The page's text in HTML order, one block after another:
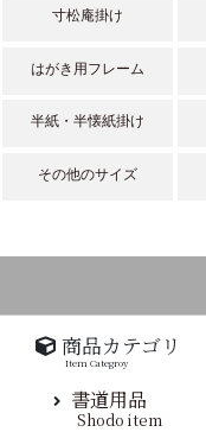
寸松庵掛け
はがき用フレーム
半紙・半懐紙掛け
その他のサイズ
商品カテゴリ
Item Categroy
書道用品
Shodo item